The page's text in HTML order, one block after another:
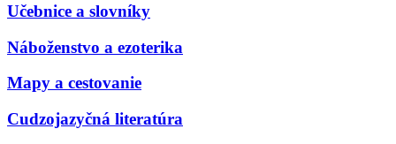
Učebnice a slovníky
Náboženstvo a ezoterika
Mapy a cestovanie
Cudzojazyčná literatúra